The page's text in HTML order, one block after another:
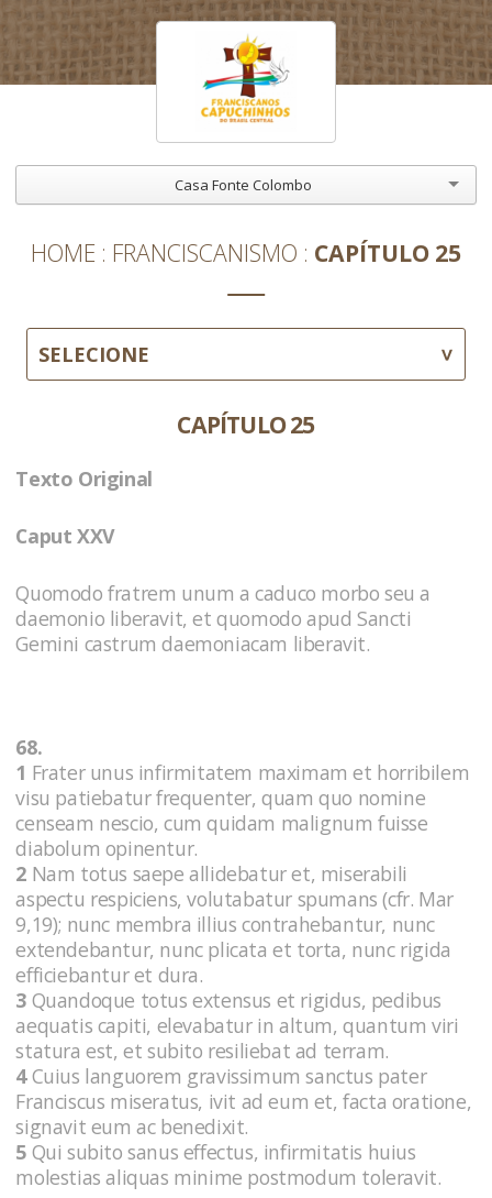
Casa Fonte Colombo
HOME FRANCISCANISMO CAPÍTULO 25
SELECIONE
CAPÍTULO 25
Texto Original
Caput XXV
Quomodo fratrem unum a caduco morbo seu a
daemonio liberavit, et quomodo apud Sancti
Gemini castrum daemoniacam liberavit.
68.
1 Frater unus infirmitatem maximam et horribilem
visu patiebatur frequenter, quam quo nomine
censeam nescio, cum quidam malignum fuisse
diabolum opinentur.
2 Nam totus saepe allidebatur et, miserabili
aspectu respiciens, volutabatur spumans (cfr. Mar
9,19); nunc membra illius contrahebantur, nunc
extendebantur, nunc plicata et torta, nunc rigida
efficiebantur et dura.
3 Quandoque totus extensus et rigidus, pedibus
aequatis capiti, elevabatur in altum, quantum viri
statura est, et subito resiliebat ad terram.
4Cuius languorem gravissimum sanctus pater
Franciscus miseratus, ivit ad eum et, facta oratione,
signavit eum ac benedixit.
5 Qui subito sanus effectus, infirmitatis huius
molestias aliquas minime postmodum toleravit.